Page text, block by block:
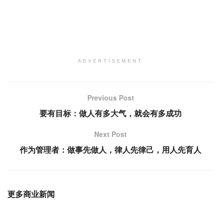
ADVERTISEMENT
Previous Post
要有目标：做人有多大气，就会有多成功
Next Post
作为管理者：做事先做人，律人先律己，用人先育人
更多商业新闻